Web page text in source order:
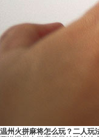
温州火拼麻将怎么玩？二人玩